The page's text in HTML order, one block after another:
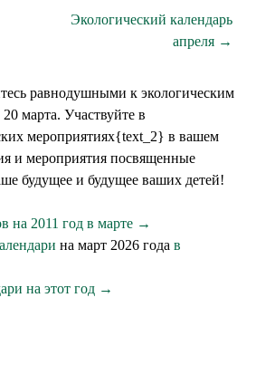
Экологический календарь
апреля →
равнодушными к экологическим
марта. Участвуйте в
мероприятиях{text_2} в вашем
и мероприятия посвященные
будущее и будущее ваших детей!
на 2011 год в марте →
на март 2026 года в
на этот год →